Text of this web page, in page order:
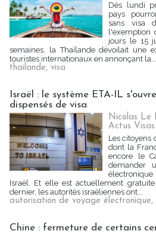
Dès lundi
pays
sans visa
l'exemption
jours le 15
semaines, la Thaïlande dévoilait une
touristes internationaux en annonçant la...
thailande, visa
Israël : le système ETA-IL
dispensés de visa
Nicolas Le
Actus Visas
Les citoyens
dont la
encore le
demander
Israël. Et elle est actuellement
dernier, les autorités israéliennes ont...
autorisation de voyage électronique,
Chine : fermeture de certains